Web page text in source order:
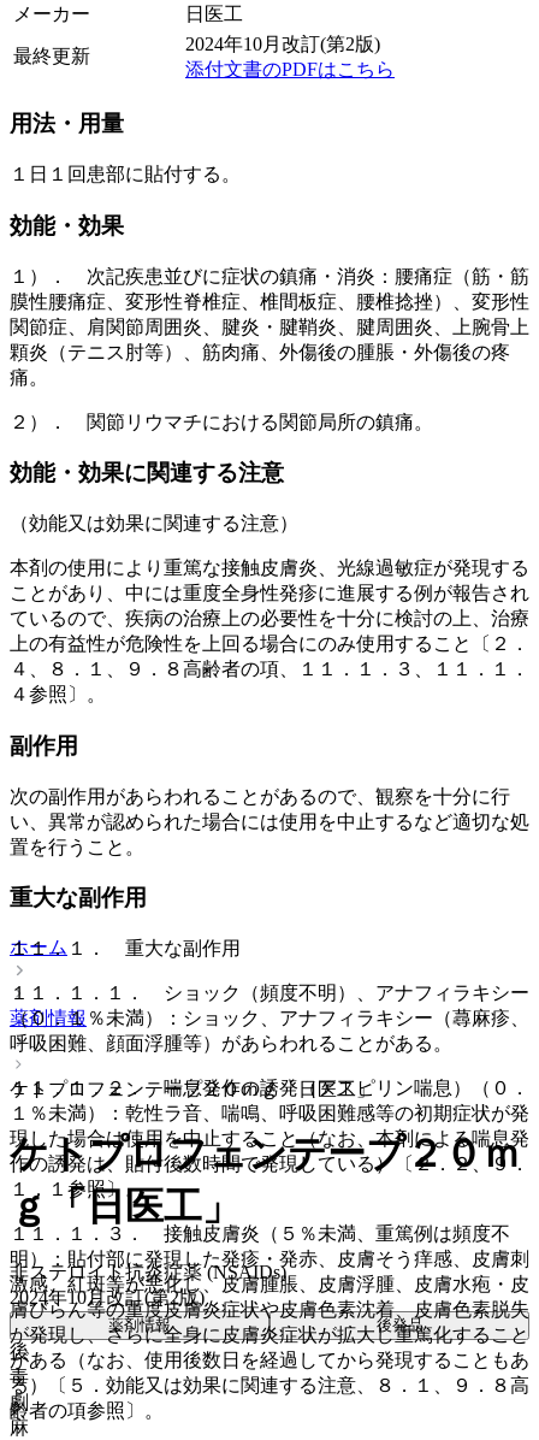
メーカー
日医工
最終更新
2024年10月改訂(第2版)
添付文書のPDFはこちら
用法・用量
１日１回患部に貼付する。
効能・効果
１）． 次記疾患並びに症状の鎮痛・消炎：腰痛症（筋・筋
膜性腰痛症、変形性脊椎症、椎間板症、腰椎捻挫）、変形性
関節症、肩関節周囲炎、腱炎・腱鞘炎、腱周囲炎、上腕骨上
顆炎（テニス肘等）、筋肉痛、外傷後の腫脹・外傷後の疼
痛。
２）． 関節リウマチにおける関節局所の鎮痛。
効能・効果に関連する注意
（効能又は効果に関連する注意）
本剤の使用により重篤な接触皮膚炎、光線過敏症が発現する
ことがあり、中には重度全身性発疹に進展する例が報告され
ているので、疾病の治療上の必要性を十分に検討の上、治療
上の有益性が危険性を上回る場合にのみ使用すること〔２．
４、８．１、９．８高齢者の項、１１．１．３、１１．１．
４参照〕。
副作用
次の副作用があらわれることがあるので、観察を十分に行
い、異常が認められた場合には使用を中止するなど適切な処
置を行うこと。
重大な副作用
１１．１． 重大な副作用
１１．１．１． ショック（頻度不明）、アナフィラキシー
（０．１％未満）：ショック、アナフィラキシー（蕁麻疹、
呼吸困難、顔面浮腫等）があらわれることがある。
１１．１．２． 喘息発作の誘発（アスピリン喘息）（０．
１％未満）：乾性ラ音、喘鳴、呼吸困難感等の初期症状が発
現した場合は使用を中止すること（なお、本剤による喘息発
作の誘発は、貼付後数時間で発現している）〔２．２、９．
１．１参照〕。
１１．１．３． 接触皮膚炎（５％未満、重篤例は頻度不
明）：貼付部に発現した発疹・発赤、皮膚そう痒感、皮膚刺
激感、紅斑等が悪化し、皮膚腫脹、皮膚浮腫、皮膚水疱・皮
膚びらん等の重度皮膚炎症状や皮膚色素沈着、皮膚色素脱失
が発現し、さらに全身に皮膚炎症状が拡大し重篤化すること
がある（なお、使用後数日を経過してから発現することもあ
る）〔５．効能又は効果に関連する注意、８．１、９．８高
齢者の項参照〕。
ホーム
薬剤情報
ケトプロフェンテープ２０ｍｇ「日医工」
ケトプロフェンテープ２０ｍ
ｇ「日医工」
非ステロイド抗炎症薬 (NSAIDs)
2024年10月改訂(第2版)
薬剤情報 後発品
後
毒
劇
麻